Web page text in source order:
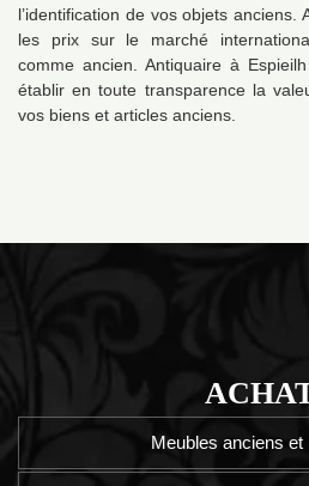
l’identification de vos objets anciens.
les prix sur le marché
comme ancien. Antiquaire à
établir en toute transparence la
vos biens et articles anciens.
Meubles anciens et